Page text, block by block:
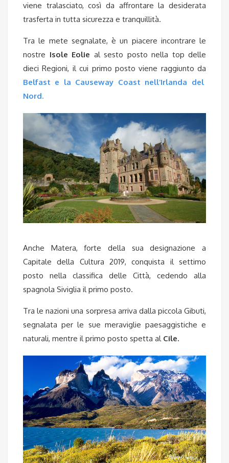
viene tralasciato, così da affrontare la desiderata
trasferta in tutta sicurezza e tranquillità.
Tra le mete segnalate, è un piacere incontrare le
nostre Isole Eolie al sesto posto nella top delle
dieci Regioni, il cui primo posto viene raggiunto da
Belfast e la Causeway Coast nell’Irlanda del
Nord.
Anche Matera, forte della sua designazione a
Capitale della Cultura 2019, conquista il settimo
posto nella classifica delle Città, cedendo alla
spagnola Siviglia il primo posto.
Tra le nazioni una sorpresa arriva dalla piccola Gibuti,
segnalata per le sue meraviglie paesaggistiche e
naturali, mentre il primo posto spetta al Cile.